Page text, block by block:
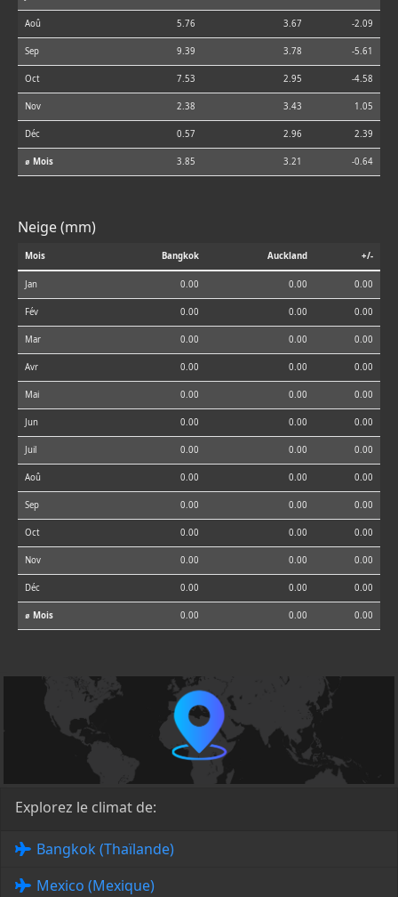
Aoû 5.76 3.67 -2.09
Sep 9.39 3.78 -5.61
Oct 7.53 2.95 -4.58
Nov 2.38 3.43 1.05
Déc 0.57 2.96 2.39
⌀ Mois 3.85 3.21 -0.64
Neige (mm)
Mois Bangkok Auckland +/-
Jan 0.00 0.00 0.00
Fév 0.00 0.00 0.00
Mar 0.00 0.00 0.00
Avr 0.00 0.00 0.00
Mai 0.00 0.00 0.00
Jun 0.00 0.00 0.00
Juil 0.00 0.00 0.00
Aoû 0.00 0.00 0.00
Sep 0.00 0.00 0.00
Oct 0.00 0.00 0.00
Nov 0.00 0.00 0.00
Déc 0.00 0.00 0.00
⌀ Mois 0.00 0.00 0.00
Explorez le climat de:
Bangkok (Thaïlande)
Mexico (Mexique)